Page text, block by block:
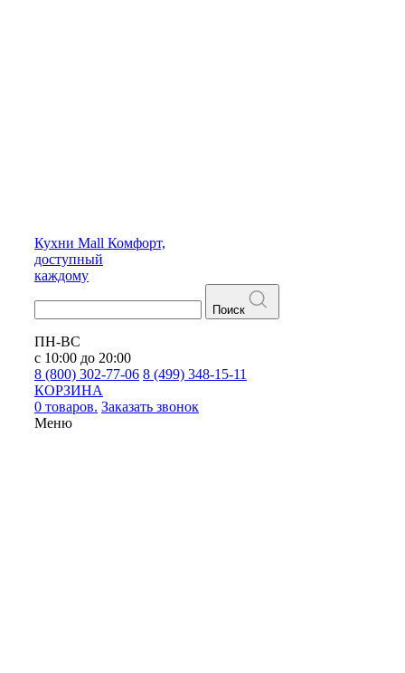
Кухни Mall Комфорт,
доступный
каждому
Поиск
ПН-ВС
с 10:00 до 20:00
8 (800) 302-77-06 8 (499) 348-15-11
КОРЗИНА
0 товаров. Заказать звонок
Меню